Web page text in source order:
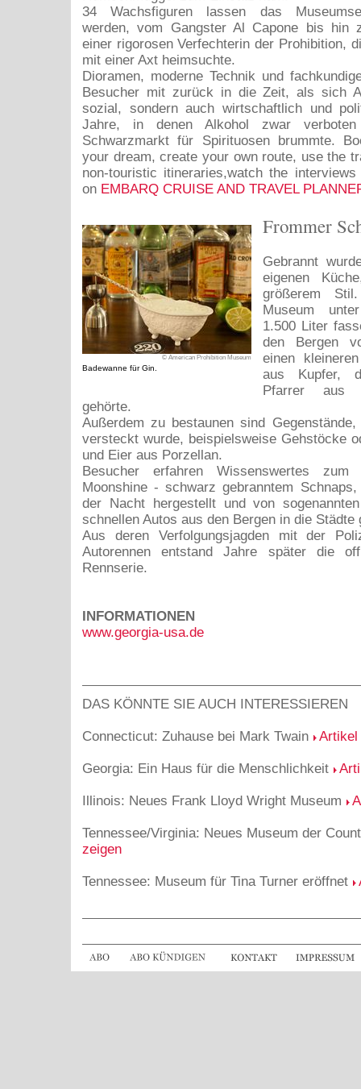
34 Wachsfiguren lassen das
werden, vom Gangster Al Capone bis hin
einer rigorosen Verfechterin der Prohibition,
mit einer Axt heimsuchte.
Dioramen, moderne Technik und
Besucher mit zurück in die Zeit, als sich
sozial, sondern auch wirtschaftlich und
Jahre, in denen Alkohol zwar
Schwarzmarkt für Spirituosen brummte.
your dream, create your own route, use the
non-touristic itineraries,watch the
on EMBARQ CRUISE AND TRAVEL
© American Prohibition Museum
Badewanne für Gin.
Frommer
Gebrannt
eigenen
größerem
Museum
1.500 Liter
den Bergen
einen
aus Kupfer,
Pfarrer aus
gehörte.
Außerdem zu bestaunen sind
versteckt wurde, beispielsweise Gehstöcke
und Eier aus Porzellan.
Besucher erfahren Wissenswertes zum
Moonshine - schwarz gebranntem
der Nacht hergestellt und von
schnellen Autos aus den Bergen in die Städte
Aus deren Verfolgungsjagden mit der
Autorennen entstand Jahre später die
Rennserie.
INFORMATIONEN
www.georgia-usa.de
DAS KÖNNTE SIE AUCH INTERESSIEREN
Connecticut: Zuhause bei Mark Twain Artikel
Georgia: Ein Haus für die Menschlichkeit
Illinois: Neues Frank Lloyd Wright Museum
Tennessee/Virginia: Neues Museum der
zeigen
Tennessee: Museum für Tina Turner eröffnet